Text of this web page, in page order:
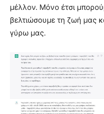
μέλλον. Μόνο έτσι
βελτιώσουμε τη ζωή μας
γύρω μας.